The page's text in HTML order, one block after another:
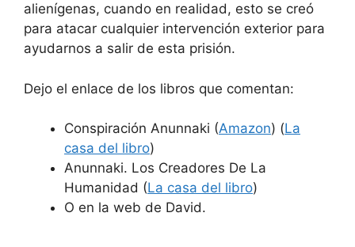
alienígenas, cuando en realidad, esto se creó
para atacar cualquier intervención exterior para
ayudarnos a salir de esta prisión.
Dejo el enlace de los libros que comentan:
Conspiración Anunnaki (Amazon) (La
casa del libro)
Anunnaki. Los Creadores De La
Humanidad (La casa del libro)
O en la web de David.